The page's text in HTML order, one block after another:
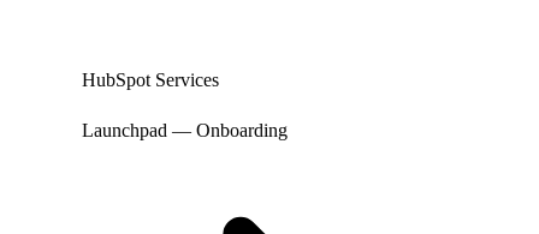
HubSpot Services
Launchpad — Onboarding